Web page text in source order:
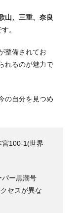
山、三重、奈良
。
整備されてお
れるのが魅力で
の自分を見つめ
宮100-1(世界
パー黒潮号
セスが異な